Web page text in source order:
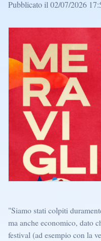
Pubblicato il 02/07/2026
"Siamo stati colpiti
ma anche economico, dato
festival (ad esempio con la